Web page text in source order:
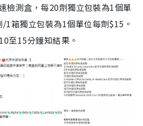
檢測盒，每20劑獨立包裝為1個單
1箱獨立包裝為1個單位每劑$15。
至15分鐘知結果。